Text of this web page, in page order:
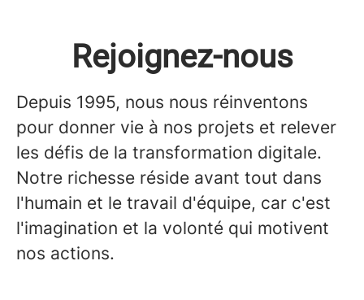
Rejoignez-nous
Depuis 1995, nous nous réinventons
pour donner vie à nos projets et relever
les défis de la transformation digitale.
Notre richesse réside avant tout dans
l'humain et le travail d'équipe, car c'est
l'imagination et la volonté qui motivent
nos actions.